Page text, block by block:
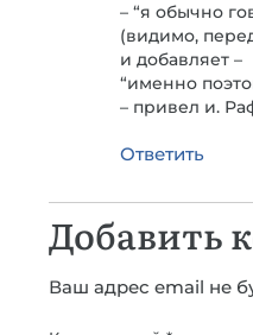
– “я обычно
(видимо,
и добавляет –
“именно
– привел и.
Ответить
Добавить
Ваш адрес email не